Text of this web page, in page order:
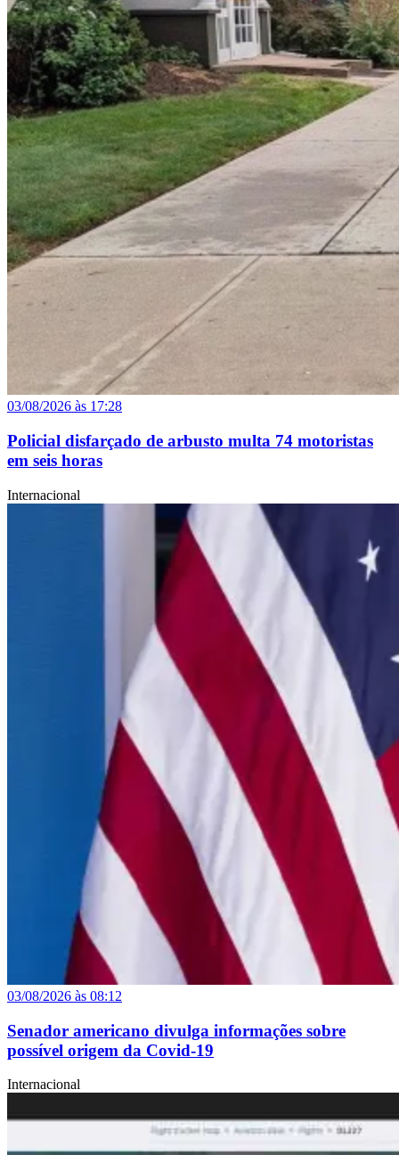
03/08/2026 às 17:28
Policial disfarçado de arbusto multa 74 motoristas
em seis horas
Internacional
03/08/2026 às 08:12
Senador americano divulga informações sobre
possível origem da Covid-19
Internacional